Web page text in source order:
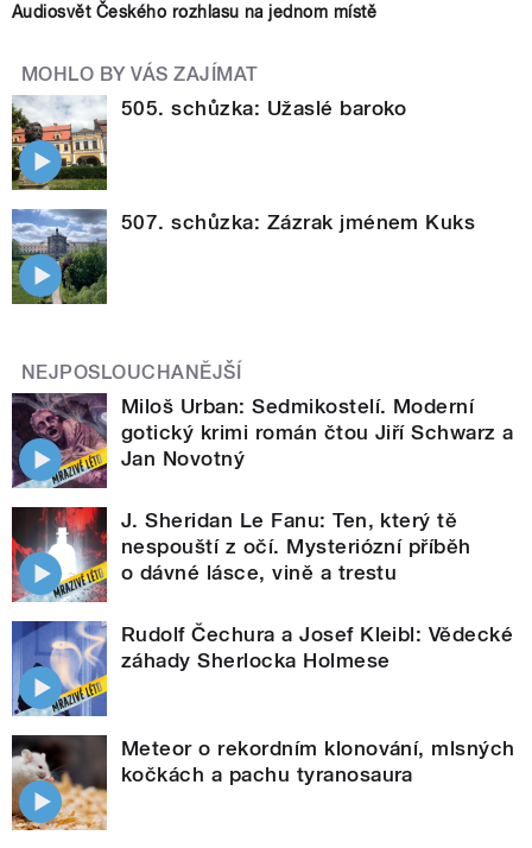
Audiosvět Českého rozhlasu na jednom místě
MOHLO BY VÁS ZAJÍMAT
505. schůzka: Užaslé baroko
507. schůzka: Zázrak jménem Kuks
NEJPOSLOUCHANĚJŠÍ
Miloš Urban: Sedmikostelí. Moderní
gotický krimi román čtou Jiří Schwarz a
Jan Novotný
J. Sheridan Le Fanu: Ten, který tě
nespouští z očí. Mysteriózní příběh
o dávné lásce, vině a trestu
Rudolf Čechura a Josef Kleibl: Vědecké
záhady Sherlocka Holmese
Meteor o rekordním klonování, mlsných
kočkách a pachu tyranosaura